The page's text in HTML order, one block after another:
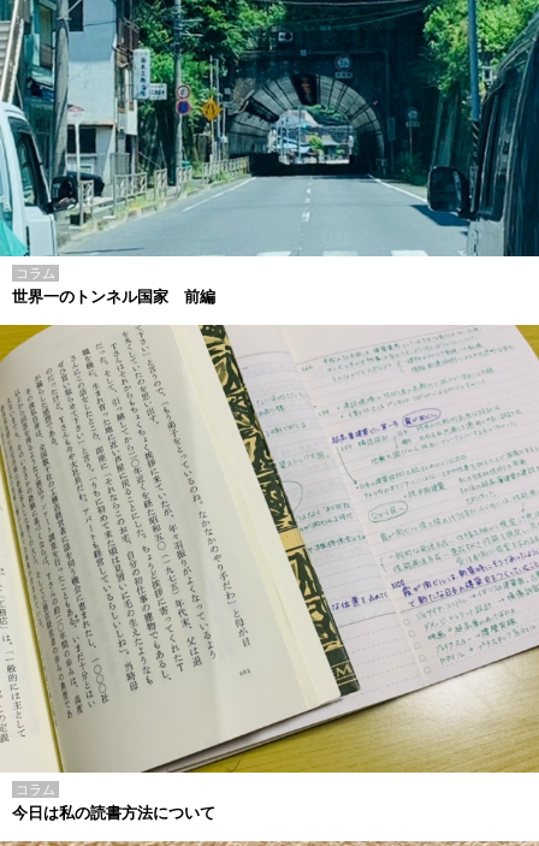
コラム
世界一のトンネル国家 前編
コラム
今日は私の読書方法について